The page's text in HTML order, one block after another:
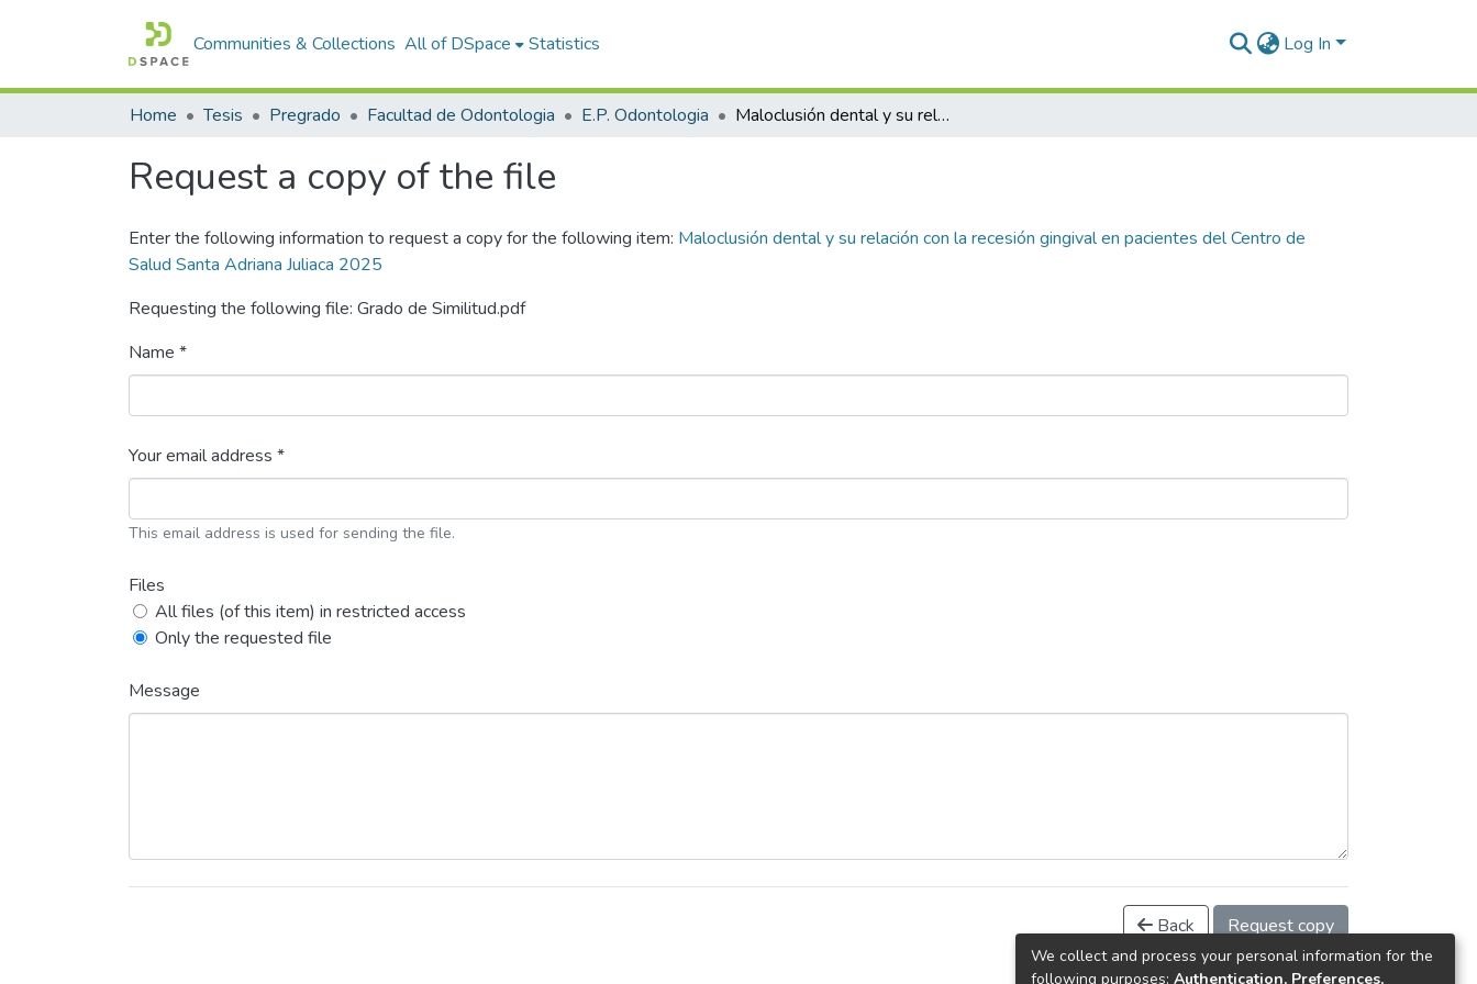
Communities & Collections All of DSpace Statistics Log In
Home Tesis Pregrado Facultad de Odontologia E.P. Odontologia Maloclusión dental y su relación con la recesión gingival en pacientes del Centro de Salud Santa Adriana Juliaca 2025
Request a copy of the file
Enter the following information to request a copy for the following item: Maloclusión dental y su relación con la recesión gingival en pacientes del Centro de
Salud Santa Adriana Juliaca 2025
Requesting the following file: Grado de Similitud.pdf
Name *
Your email address *
This email address is used for sending the file.
Files
All files (of this item) in restricted access
Only the requested file
Message
Back Request copy
We collect and process your personal information for the
following purposes: Authentication, Preferences,